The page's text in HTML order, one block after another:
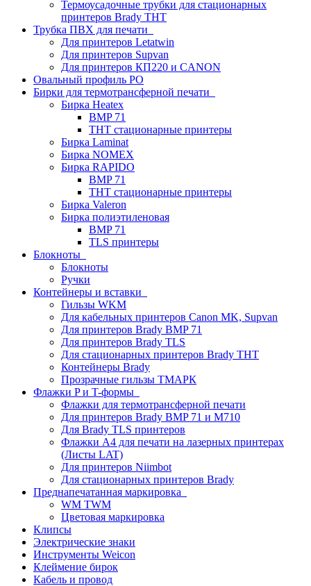
Термоусадочные трубки для стационарных
принтеров Brady THT
Трубка ПВХ для печати
Для принтеров Letatwin
Для принтеров Supvan
Для принтеров КП220 и CANON
Овальный профиль PO
Бирки для термотрансферной печати
Бирка Heatex
BMP 71
THT стационарные принтеры
Бирка Laminat
Бирка NOMEX
Бирка RAPIDO
BMP 71
THT стационарные принтеры
Бирка Valeron
Бирка полиэтиленовая
BMP 71
TLS принтеры
Блокноты
Блокноты
Ручки
Контейнеры и вставки
Гильзы WKM
Для кабельных принтеров Canon MK, Supvan
Для принтеров Brady BMP 71
Для принтеров Brady TLS
Для стационарных принтеров Brady THT
Контейнеры Brady
Прозрачные гильзы ТМАРК
Флажки P и T-формы
Флажки для термотрансферной печати
Для принтеров Brady BMP 71 и M710
Для Brady TLS принтеров
Флажки A4 для печати на лазерных принтерах
(Листы LAT)
Для принтеров Niimbot
Для стационарных принтеров Brady
Преднапечатанная маркировка
WM TWM
Цветовая маркировка
Клипсы
Электрические знаки
Инструменты Weicon
Клеймение бирок
Кабель и провод